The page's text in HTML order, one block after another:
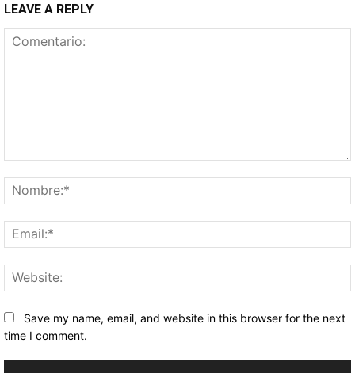
LEAVE A REPLY
Save my name, email, and website in this browser for the next
time I comment.